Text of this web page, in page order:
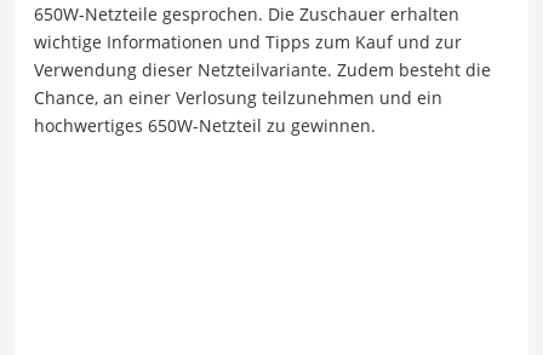
650W-Netzteile gesprochen. Die Zuschauer erhalten
wichtige Informationen und Tipps zum Kauf und zur
Verwendung dieser Netzteilvariante. Zudem besteht die
Chance, an einer Verlosung teilzunehmen und ein
hochwertiges 650W-Netzteil zu gewinnen.